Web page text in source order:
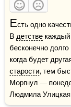
Есть одно
В детстве каждый
бесконечно
старости, тем
Моргнул —
Людмила Улицкая